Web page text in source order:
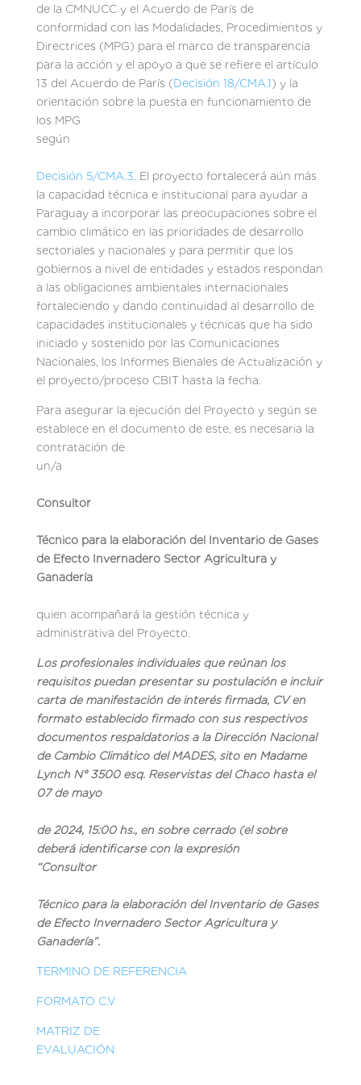
de la CMNUCC y el Acuerdo de París de
conformidad con las Modalidades, Procedimientos y
Directrices (MPG) para el marco de transparencia
para la acción y el apoyo a que se refiere el artículo
13 del Acuerdo de París (Decisión 18/CMA.1) y la
orientación sobre la puesta en funcionamiento de
los MPG
según
Decisión 5/CMA.3. El proyecto fortalecerá aún más
la capacidad técnica e institucional para ayudar a
Paraguay a incorporar las preocupaciones sobre el
cambio climático en las prioridades de desarrollo
sectoriales y nacionales y para permitir que los
gobiernos a nivel de entidades y estados respondan
a las obligaciones ambientales internacionales
fortaleciendo y dando continuidad al desarrollo de
capacidades institucionales y técnicas que ha sido
iniciado y sostenido por las Comunicaciones
Nacionales, los Informes Bienales de Actualización y
el proyecto/proceso CBIT hasta la fecha.
Para asegurar la ejecución del Proyecto y según se
establece en el documento de este, es necesaria la
contratación de
un/a
Consultor
Técnico para la elaboración del Inventario de Gases
de Efecto Invernadero Sector Agricultura y
Ganadería
quien acompañará la gestión técnica y
administrativa del Proyecto.
Los profesionales individuales que reúnan los
requisitos puedan presentar su postulación e incluir
carta de manifestación de interés firmada, CV en
formato establecido firmado con sus respectivos
documentos respaldatorios a la Dirección Nacional
de Cambio Climático del MADES, sito en Madame
Lynch N° 3500 esq. Reservistas del Chaco hasta el
07 de mayo
de 2024, 15:00 hs., en sobre cerrado (el sobre
deberá identificarse con la expresión
“Consultor
Técnico para la elaboración del Inventario de Gases
de Efecto Invernadero Sector Agricultura y
Ganadería”.
TERMINO DE REFERENCIA
FORMATO C.V
MATRIZ DE
EVALUACIÓN